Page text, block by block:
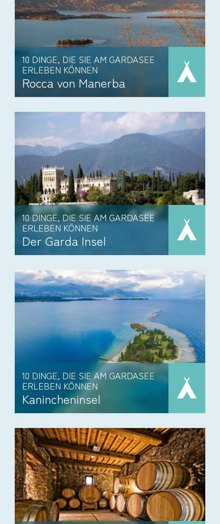
10 DINGE, DIE SIE AM GARDASEE
ERLEBEN KÖNNEN
Rocca von Manerba
10 DINGE, DIE SIE AM GARDASEE
ERLEBEN KÖNNEN
Der Garda Insel
10 DINGE, DIE SIE AM GARDASEE
ERLEBEN KÖNNEN
Kanincheninsel